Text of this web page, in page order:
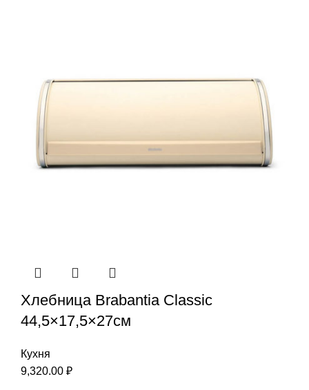
Хлебница Brabantia Classic
44,5×17,5×27см
Кухня
9,320.00 ₽